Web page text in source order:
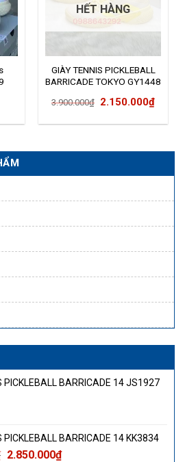
HẾT HÀNG
GIÀY TENNIS PICKLEBALL
BARRICADE TOKYO GY1448
3.900.000₫ Giá
3.900.000₫.
2.150.000₫Giá
là:
PICKLEBALL BARRICADE 14 JS1927
PICKLEBALL BARRICADE 14 KK3834
Giá
2.850.000₫Giá